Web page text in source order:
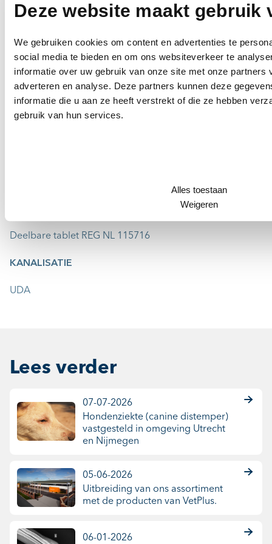
Deze website maakt gebruik
We gebruiken cookies om content en advertenties te
social media te bieden en om ons websiteverkeer te
informatie over uw gebruik van onze site met onze partners
adverteren en analyse. Deze partners kunnen deze
informatie die u aan ze heeft verstrekt of die ze hebben
gebruik van hun services.
Alles toestaan
Weigeren
7 december 2020
15. Overige informatie
Kartonnen doos met 1, 2, 3, 4, 5, 6, 7, 8, 9, 10, 25 of 50
blisterverpakkingen van 10 tabletten Het kan voorkomen
dat niet alle verpakkingsgrootten in de handel worden
gebracht.
Deelbare tablet REG NL 115716
KANALISATIE
UDA
Lees verder
07-07-2026
Hondenziekte (canine distemper)
vastgesteld in omgeving Utrecht
en Nijmegen
05-06-2026
Uitbreiding van ons assortiment
met de producten van VetPlus.
06-01-2026